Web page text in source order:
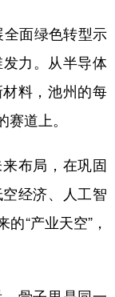
面绿色转型示
发力。从半导体
料，池州的每
道上。
布局，在巩固
经济、人工智
“产业天空”，